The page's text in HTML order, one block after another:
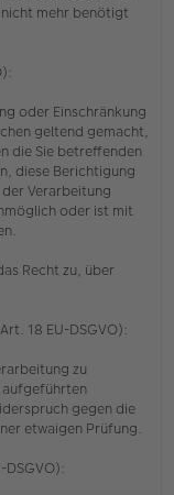
mehr benötigt
oder Einschränkung
geltend gemacht,
die Sie betreffenden
diese Berichtigung
Verarbeitung
oder ist mit
Recht zu, über
18 EU-DSGVO):
zu
aufgeführten
gegen die
etwaigen Prüfung.